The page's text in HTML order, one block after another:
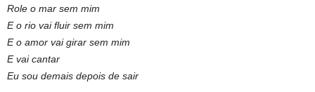
Role o mar sem mim
E o rio vai fluir sem mim
E o amor vai girar sem mim
E vai cantar
Eu sou demais depois de sair